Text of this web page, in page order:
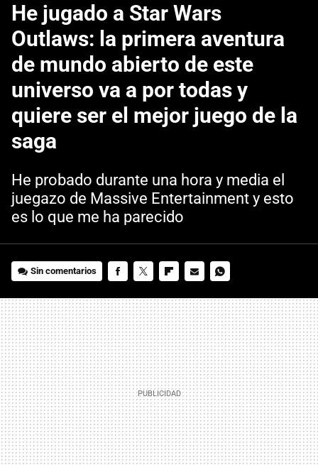
He jugado a Star Wars
Outlaws: la primera aventura
de mundo abierto de este
universo va a por todas y
quiere ser el mejor juego de la
saga
He probado durante una hora y media el
juegazo de Massive Entertainment y esto
es lo que me ha parecido
Sin comentarios
MAIL